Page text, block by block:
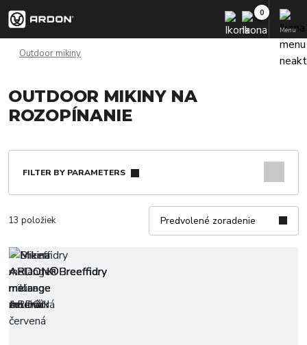
Menu
Outdoor mikiny
OUTDOOR MIKINY NA
ROZOPÍNANIE
FILTER BY PARAMETERS
13 položiek Predvolené zoradenie